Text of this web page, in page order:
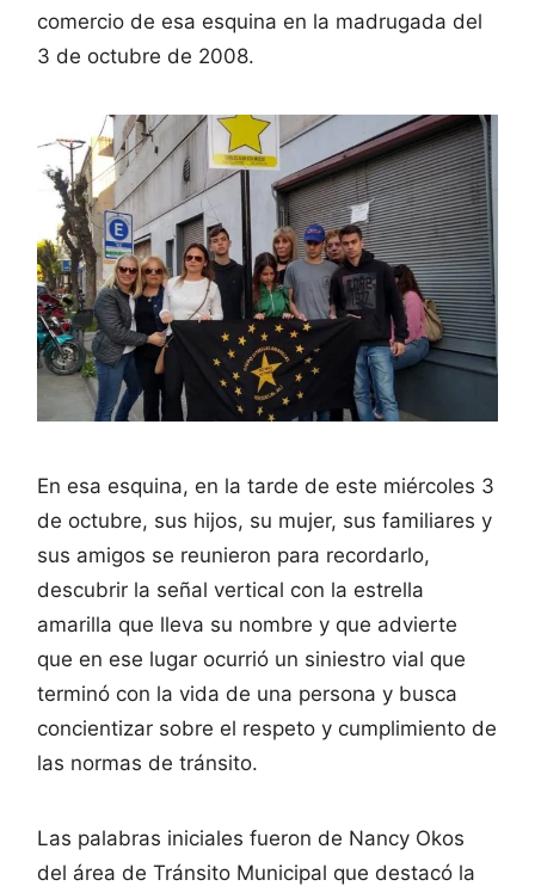
comercio de esa esquina en la madrugada del
3 de octubre de 2008.
En esa esquina, en la tarde de este miércoles 3
de octubre, sus hijos, su mujer, sus familiares y
sus amigos se reunieron para recordarlo,
descubrir la señal vertical con la estrella
amarilla que lleva su nombre y que advierte
que en ese lugar ocurrió un siniestro vial que
terminó con la vida de una persona y busca
concientizar sobre el respeto y cumplimiento de
las normas de tránsito.
Las palabras iniciales fueron de Nancy Okos
del área de Tránsito Municipal que destacó la